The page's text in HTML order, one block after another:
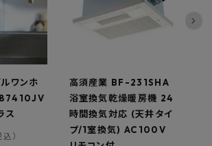
ワンホ
ス
込）
高須産業 BF-231SHA
浴室換気乾燥暖房機 24
時間換気対応 (天井タイ
プ/1室換気) AC100V